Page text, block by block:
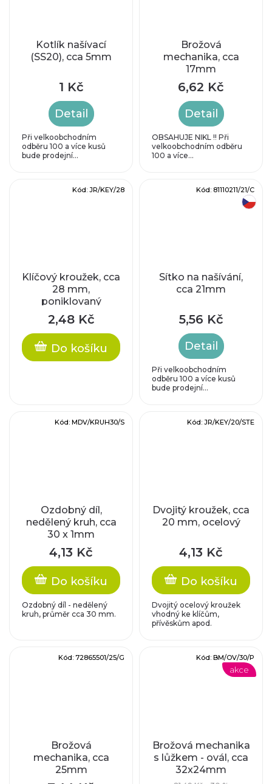
Kotlík našívací
(SS20), cca 5mm
1 Kč
Detail
Při velkoobchodním
odběru 100 a více kusů
bude prodejní...
Brožová
mechanika, cca
17mm
6,62 Kč
Detail
OBSAHUJE NIKL !! Při
velkoobchodním odběru
100 a více...
Klíčový kroužek, cca
28 mm,
poniklovaný
2,48 Kč
Do košíku
Kód: JR/KEY/28
Sítko na našívání,
cca 21mm
5,56 Kč
Detail
Při velkoobchodním
odběru 100 a více kusů
bude prodejní...
Kód: 81110211/21/C
Ozdobný díl,
nedělený kruh, cca
30 x 1mm
4,13 Kč
Do košíku
Ozdobný díl - nedělený
kruh, průměr cca 30 mm.
Kód: MDV/KRUH30/S
Dvojitý kroužek, cca
20 mm, ocelový
4,13 Kč
Do košíku
Dvojitý ocelový kroužek
vhodný ke klíčům,
přívěskům apod.
Kód: JR/KEY/20/STE
Brožová
mechanika, cca
25mm
Kód: 72865501/25/G
akce
Brožová mechanika
s lůžkem - ovál, cca
32x24mm
Kód: BM/OV/30/P